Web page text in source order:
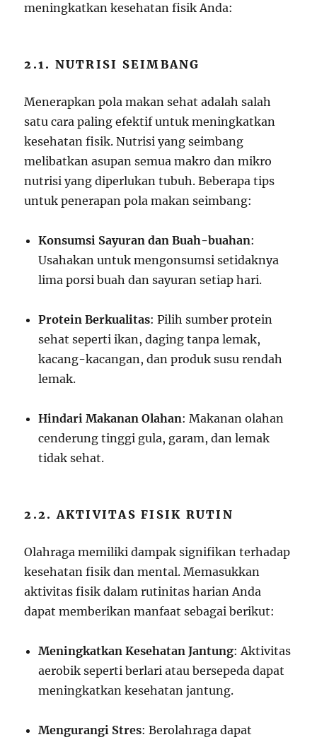
meningkatkan kesehatan fisik Anda:
2.1. NUTRISI SEIMBANG
Menerapkan pola makan sehat adalah salah
satu cara paling efektif untuk meningkatkan
kesehatan fisik. Nutrisi yang seimbang
melibatkan asupan semua makro dan mikro
nutrisi yang diperlukan tubuh. Beberapa tips
untuk penerapan pola makan seimbang:
Konsumsi Sayuran dan Buah-buahan:
Usahakan untuk mengonsumsi setidaknya
lima porsi buah dan sayuran setiap hari.
Protein Berkualitas: Pilih sumber protein
sehat seperti ikan, daging tanpa lemak,
kacang-kacangan, dan produk susu rendah
lemak.
Hindari Makanan Olahan: Makanan olahan
cenderung tinggi gula, garam, dan lemak
tidak sehat.
2.2. AKTIVITAS FISIK RUTIN
Olahraga memiliki dampak signifikan terhadap
kesehatan fisik dan mental. Memasukkan
aktivitas fisik dalam rutinitas harian Anda
dapat memberikan manfaat sebagai berikut:
Meningkatkan Kesehatan Jantung: Aktivitas
aerobik seperti berlari atau bersepeda dapat
meningkatkan kesehatan jantung.
Mengurangi Stres: Berolahraga dapat